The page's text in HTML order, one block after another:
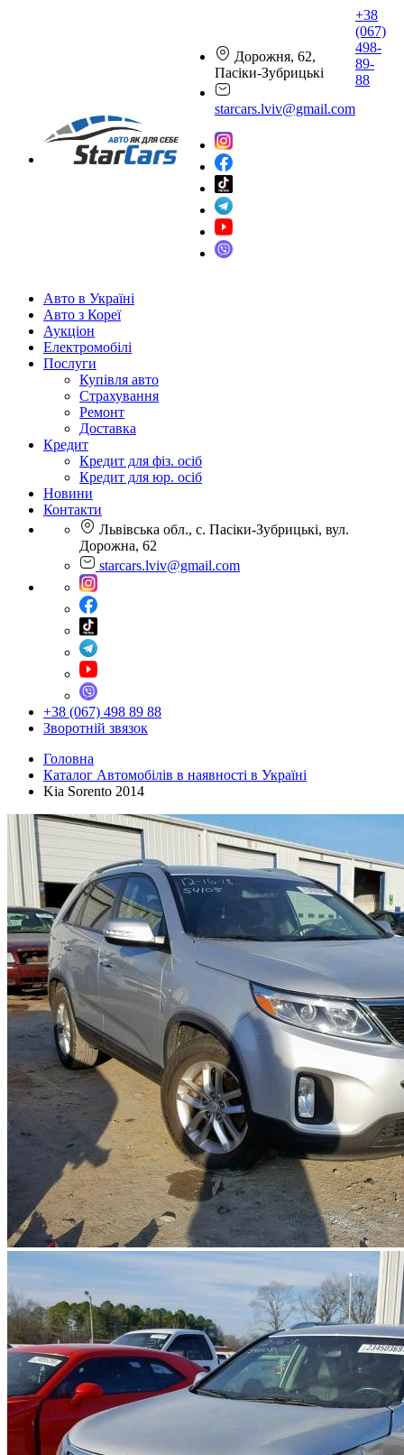
Дорожня, 62,
Пасіки-Зубрицькі
starcars.lviv@gmail.com
+38
(067)
498-
89-
88
Авто в Україні
Авто з Кореї
Аукціон
Електромобілі
Послуги
Купівля авто
Страхування
Ремонт
Доставка
Кредит
Кредит для фіз. осіб
Кредит для юр. осіб
Новини
Контакти
Львівська обл., с. Пасіки-Зубрицькі, вул.
Дорожна, 62
starcars.lviv@gmail.com
+38 (067) 498 89 88
Зворотній звязок
Головна
Каталог Автомобілів в наявності в Україні
Kia Sorento 2014